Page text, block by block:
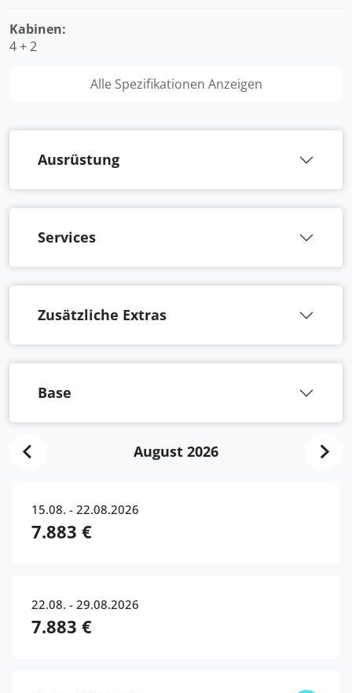
Kabinen:
4 + 2
Alle Spezifikationen Anzeigen
Ausrüstung
Services
Zusätzliche Extras
Base
August 2026
15.08. - 22.08.2026
7.883 €
22.08. - 29.08.2026
7.883 €